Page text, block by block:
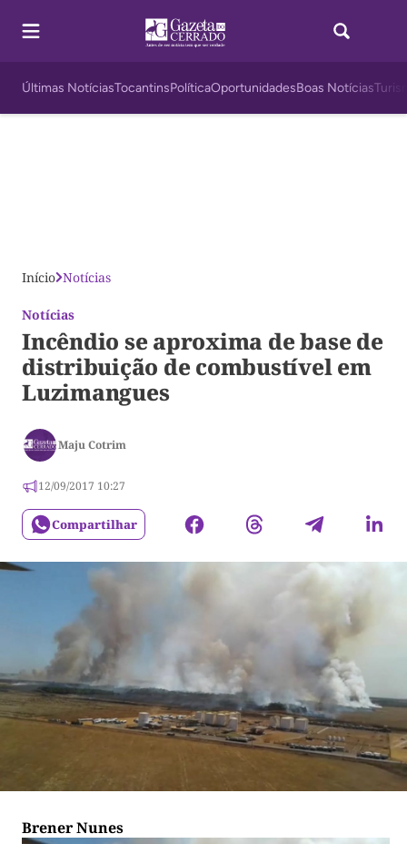
Últimas NotíciasTocantinsPolíticaOportunidadesBoas Notícias
Início Notícias
Notícias
Incêndio se aproxima de base de
distribuição de combustível em
Luzimangues
Maju Cotrim
12/09/2017 10:27
Compartilhar
Brener Nunes